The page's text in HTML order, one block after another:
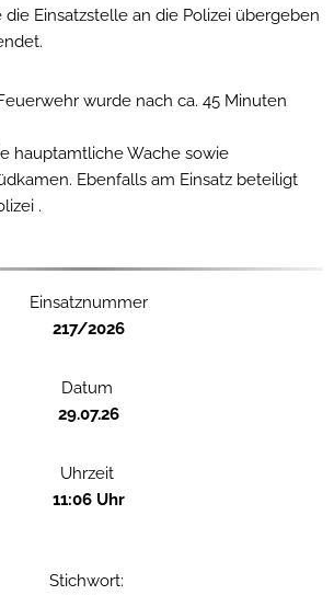
Einsatzstelle an die Polizei übergeben
wurde nach ca. 45 Minuten
hauptamtliche Wache sowie
Ebenfalls am Einsatz beteiligt
.
Einsatznummer
217/2026
Datum
29.07.26
Uhrzeit
11:06 Uhr
Stichwort: